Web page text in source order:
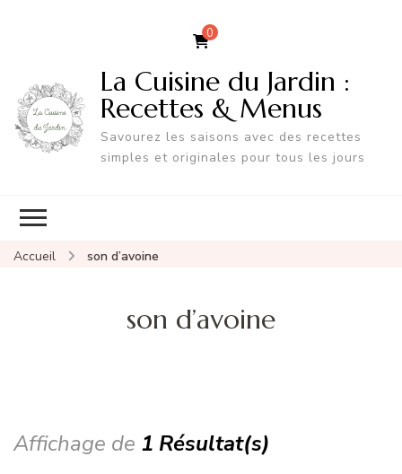
0
La Cuisine du Jardin :
Recettes & Menus
Savourez les saisons avec des recettes
simples et originales pour tous les jours
Accueil son d’avoine
son d’avoine
Affichage de 1 Résultat(s)